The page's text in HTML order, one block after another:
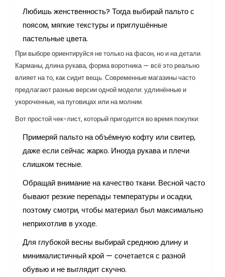
Любишь женственность? Тогда выбирай пальто с
поясом, мягкие текстуры и приглушённые
пастельные цвета.
При выборе ориентируйся не только на фасон, но и на детали.
Карманы, длина рукава, форма воротника — всё это реально
влияет на то, как сидит вещь. Современные магазины часто
предлагают разные версии одной модели: удлинённые и
укороченные, на пуговицах или на молнии.
Вот простой чек-лист, который пригодится во время покупки:
Примеряй пальто на объёмную кофту или свитер,
даже если сейчас жарко. Иногда рукава и плечи
слишком тесные.
Обращай внимание на качество ткани. Весной часто
бывают резкие перепады температуры и осадки,
поэтому смотри, чтобы материал был максимально
неприхотлив в уходе.
Для глубокой весны выбирай среднюю длину и
минималистичный крой — сочетается с разной
обувью и не выглядит скучно.